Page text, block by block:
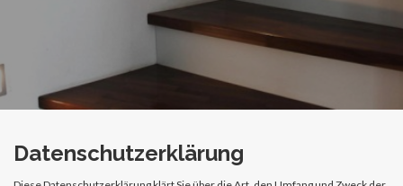
Datenschutzerklärung